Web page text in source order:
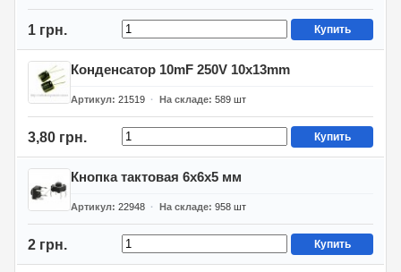
1 грн. Купить
Конденсатор 10mF 250V 10x13mm
Артикул 21519 На складе 589 шт
3,80 грн. Купить
Кнопка тактовая 6x6x5 мм
Артикул 22948 На складе 958 шт
2 грн. Купить